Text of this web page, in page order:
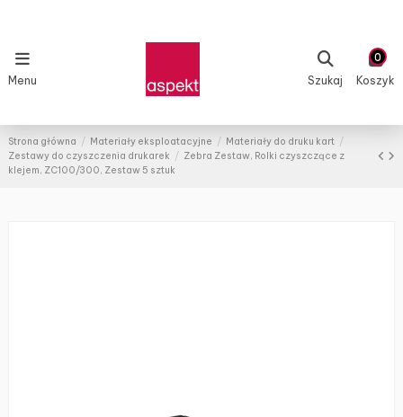
Menu Szukaj
0
Koszyk
Strona główna Materiały eksploatacyjne
Materiały do druku kart
Zestawy do czyszczenia drukarek
Zebra Zestaw, Rolki czyszczące z
klejem, ZC100/300, Zestaw 5 sztuk